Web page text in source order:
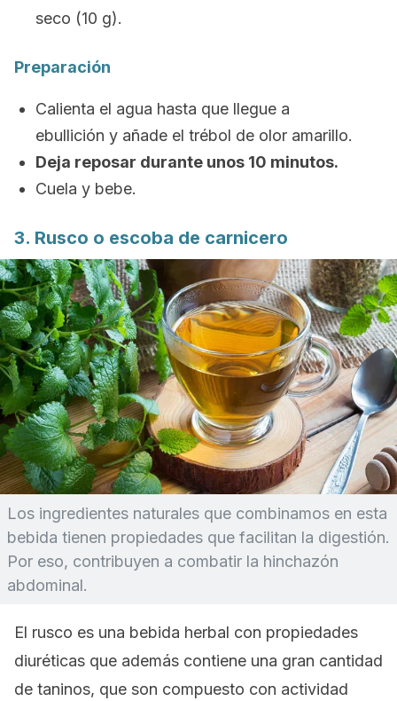
seco (10 g).
Preparación
Calienta el agua hasta que llegue a
ebullición y añade el trébol de olor amarillo.
Deja reposar durante unos 10 minutos.
Cuela y bebe.
3. Rusco o escoba de carnicero
Los ingredientes naturales que combinamos en esta
bebida tienen propiedades que facilitan la digestión.
Por eso, contribuyen a combatir la hinchazón
abdominal.
El rusco es una bebida herbal con propiedades
diuréticas que además contiene una gran cantidad
de taninos, que son compuesto con actividad